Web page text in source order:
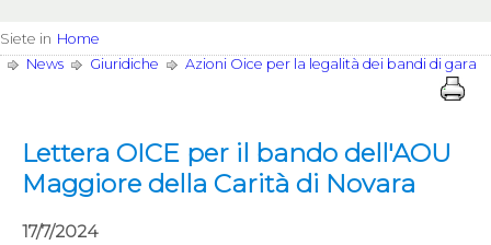
Siete in Home
News
Giuridiche Azioni Oice per la legalità dei bandi di gara
Lettera OICE per il bando dell'AOU
Maggiore della Carità di Novara
17/7/2024